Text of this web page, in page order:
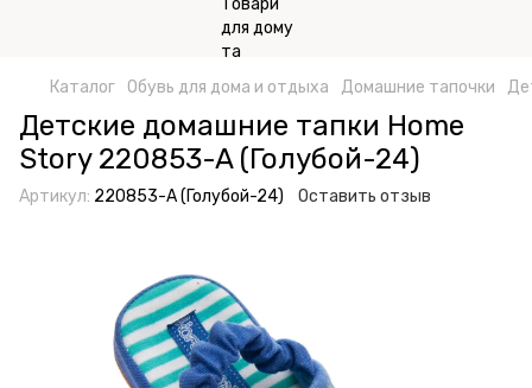
Каталог Обувь для дома и отдыха Домашние тапочки
Детские домашние тапки Home
Story 220853-A (Голубой-24)
Артикул: 220853-A (Голубой-24) Оставить отзыв